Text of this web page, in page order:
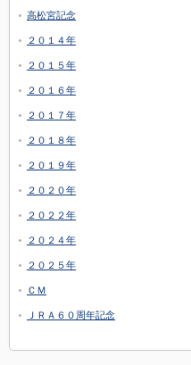
高松宮記念
２０１４年
２０１５年
２０１６年
２０１７年
２０１８年
２０１９年
２０２０年
２０２２年
２０２４年
２０２５年
ＣＭ
ＪＲＡ６０周年記念